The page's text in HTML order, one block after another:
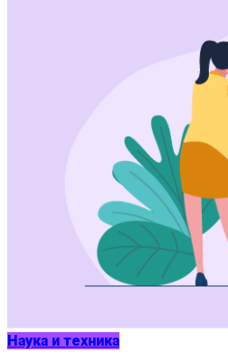
Наука и техника